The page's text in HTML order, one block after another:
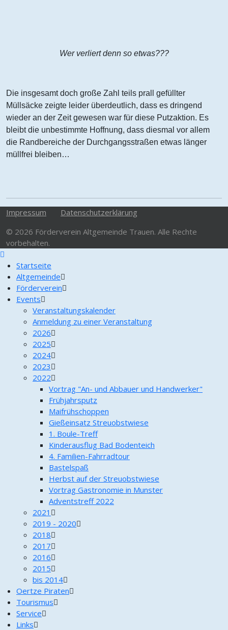
Wer verliert denn so etwas???
Die insgesamt doch große Zahl teils prall gefüllter
Müllsäcke zeigte leider überdeutlich, dass es dringend
wieder an der Zeit gewesen war für diese Putzaktion. Es
bleibt die unbestimmte Hoffnung, dass diesmal vor allem
die Randbereiche der Durchgangsstraßen etwas länger
müllfrei bleiben…
Impressum
Datenschutzerklärung
© 2026 Förderverein Altgemeinde Trauen. Alle Rechte
vorbehalten.
Startseite
Altgemeinde
Förderverein
Events
Veranstaltungskalender
Anmeldung zu einer Veranstaltung
2026
2025
2024
2023
2022
Vortrag "An- und Abbauer und Handwerker"
Frühjahrsputz
Maifrühschoppen
Gießeinsatz Streuobstwiese
1. Boule-Treff
Kinderausflug Bad Bodenteich
4. Familien-Fahrradtour
Bastelspaß
Herbst auf der Streuobstwiese
Vortrag Gastronomie in Munster
Adventstreff 2022
2021
2019 - 2020
2018
2017
2016
2015
bis 2014
Oertze Piraten
Tourismus
Service
Links